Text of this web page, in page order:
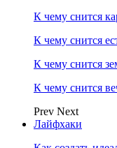
К чему снится
К чему снится
К чему снится
К чему снится
Prev Next
Лайфхаки